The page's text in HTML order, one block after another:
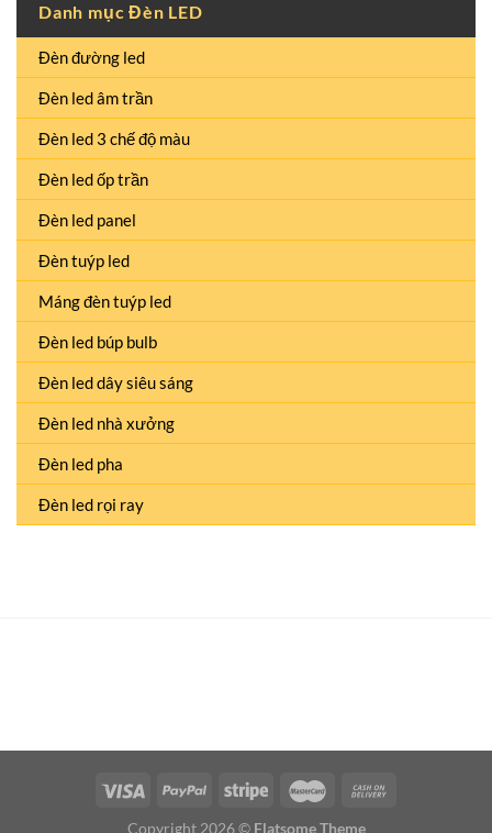
Danh mục Đèn LED
Đèn đường led
Đèn led âm trần
Đèn led 3 chế độ màu
Đèn led ốp trần
Đèn led panel
Đèn tuýp led
Máng đèn tuýp led
Đèn led búp bulb
Đèn led dây siêu sáng
Đèn led nhà xưởng
Đèn led pha
Đèn led rọi ray
Copyright 2026 © Flatsome Theme